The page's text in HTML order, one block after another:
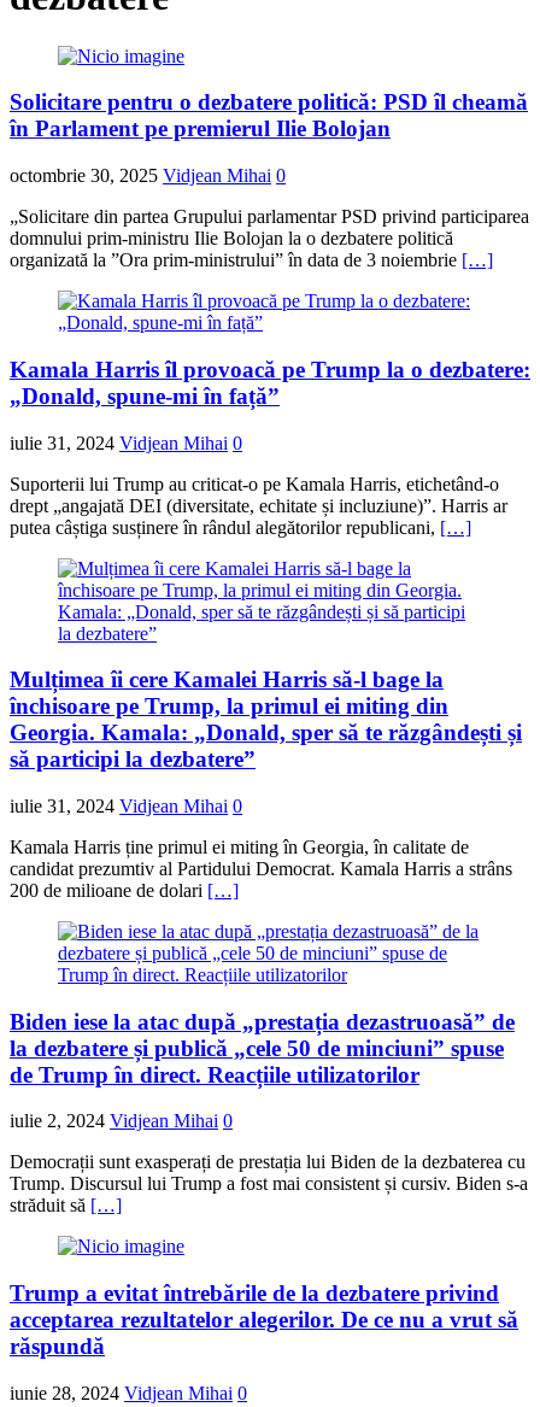
Solicitare pentru o dezbatere politică: PSD îl cheamă
în Parlament pe premierul Ilie Bolojan
octombrie 30, 2025 Vidjean Mihai 0
„Solicitare din partea Grupului parlamentar PSD privind participarea
domnului prim-ministru Ilie Bolojan la o dezbatere politică
organizată la ”Ora prim-ministrului” în data de 3 noiembrie […]
Kamala Harris îl provoacă pe Trump la o dezbatere:
„Donald, spune-mi în față”
iulie 31, 2024 Vidjean Mihai 0
Suporterii lui Trump au criticat-o pe Kamala Harris, etichetând-o
drept „angajată DEI (diversitate, echitate și incluziune)”. Harris ar
putea câștiga susținere în rândul alegătorilor republicani, […]
Mulțimea îi cere Kamalei Harris să-l bage la
închisoare pe Trump, la primul ei miting din
Georgia. Kamala: „Donald, sper să te răzgândești și
să participi la dezbatere”
iulie 31, 2024 Vidjean Mihai 0
Kamala Harris ține primul ei miting în Georgia, în calitate de
candidat prezumtiv al Partidului Democrat. Kamala Harris a strâns
200 de milioane de dolari […]
Biden iese la atac după „prestația dezastruoasă” de
la dezbatere și publică „cele 50 de minciuni” spuse
de Trump în direct. Reacțiile utilizatorilor
iulie 2, 2024 Vidjean Mihai 0
Democrații sunt exasperați de prestația lui Biden de la dezbaterea cu
Trump. Discursul lui Trump a fost mai consistent și cursiv. Biden s-a
străduit să […]
Trump a evitat întrebările de la dezbatere privind
acceptarea rezultatelor alegerilor. De ce nu a vrut să
răspundă
iunie 28, 2024 Vidjean Mihai 0